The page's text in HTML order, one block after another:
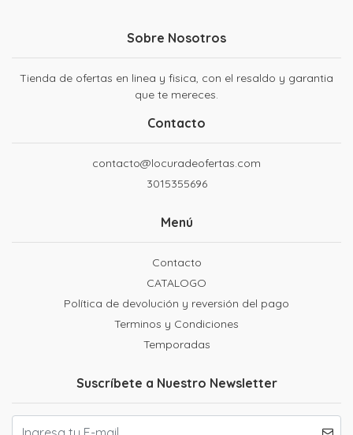
Sobre Nosotros
Tienda de ofertas en linea y fisica, con el resaldo y garantia
que te mereces.
Contacto
contacto@locuradeofertas.com
3015355696
Menú
Contacto
CATALOGO
Política de devolución y reversión del pago
Terminos y Condiciones
Temporadas
Suscríbete a Nuestro Newsletter